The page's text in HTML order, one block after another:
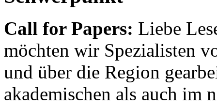
Call for Papers: Liebe
möchten wir Spezialisten
und über die Region
akademischen als auch im